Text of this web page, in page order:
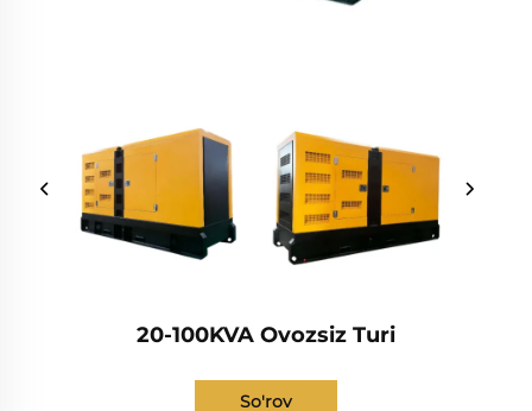
20-100KVA Ovozsiz Turi
So'rov